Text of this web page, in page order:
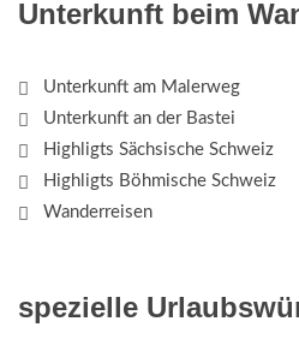
Unterkunft beim
Unterkunft am Malerweg
Unterkunft an der Bastei
Highligts Sächsische Schweiz
Highligts Böhmische Schweiz
Wanderreisen
spezielle